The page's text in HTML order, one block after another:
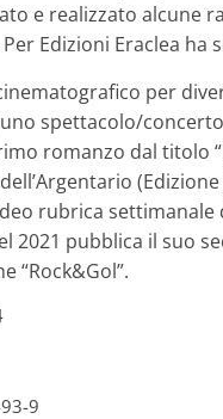
e realizzato alcune
Edizioni Eraclea
per
uno spettacolo/
romanzo dal titolo
rubrica
2021 pubblica il suo
“Rock&Gol”.
9